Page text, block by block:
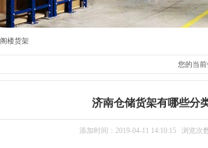
楼货架
您的当前
济南仓储货架有哪些分
添加时间：2019-04-11 14:10:15 浏览次